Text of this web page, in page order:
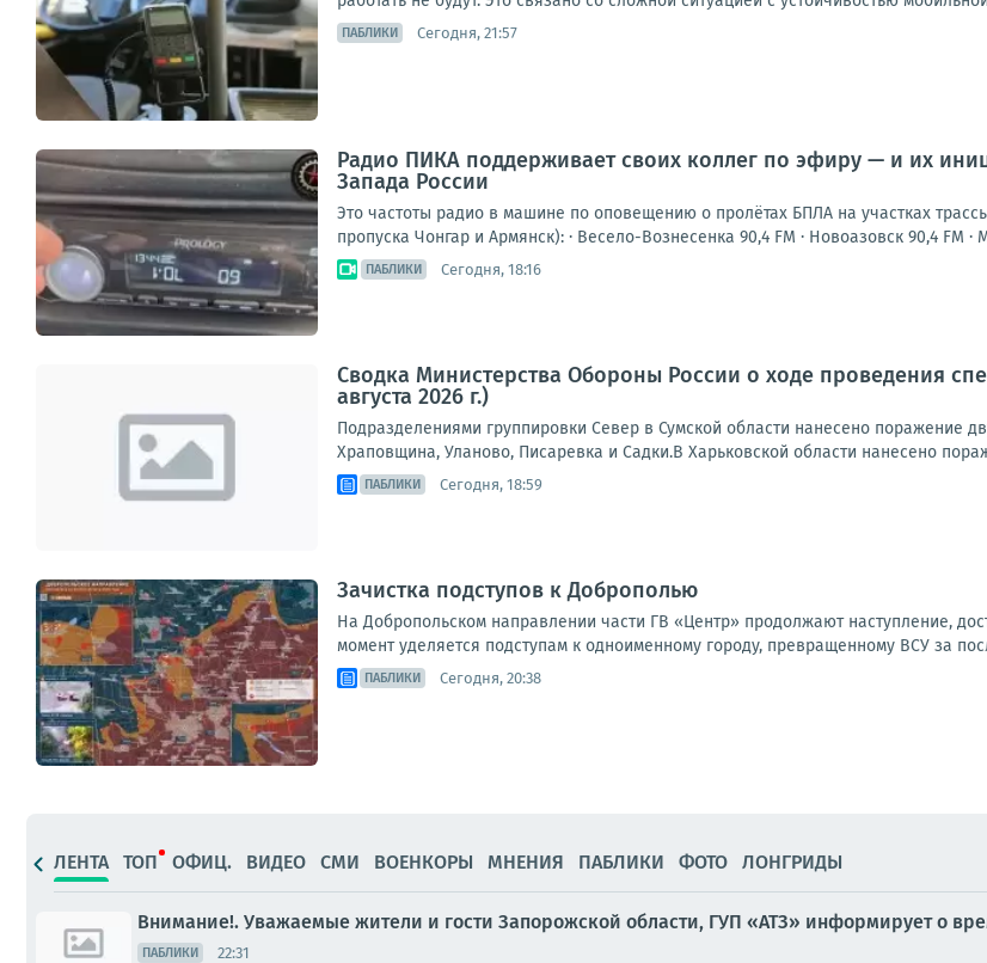
ПАБЛИКИ Сегодня, 21:57
Радио ПИКА поддерживает своих коллег по эфиру — и их
Запада России
Это частоты радио в машине по оповещению о пролётах БПЛА на участках
пропуска Чонгар и Армянск): · Весело-Вознесенка 90,4 FM · Новоазовск 90,4 FM ·
ПАБЛИКИ Сегодня, 18:16
Сводка Министерства Обороны России о ходе проведения
августа 2026 г.)
Подразделениями группировки Север в Сумской области нанесено поражение
Храповщина, Уланово, Писаревка и Садки.В Харьковской области нанесено
ПАБЛИКИ Сегодня, 18:59
Зачистка подступов к Доброполью
На Добропольском направлении части ГВ «Центр» продолжают наступление,
момент уделяется подступам к одноименному городу, превращенному ВСУ за
ПАБЛИКИ Сегодня, 20:38
ЛЕНТА ТОП ОФИЦ. ВИДЕО СМИ ВОЕНКОРЫ МНЕНИЯ ПАБЛИКИ ФОТО ЛОНГРИДЫ
Внимание!. Уважаемые жители и гости Запорожской области, ГУП «АТЗ» информирует о
ПАБЛИКИ 22:31